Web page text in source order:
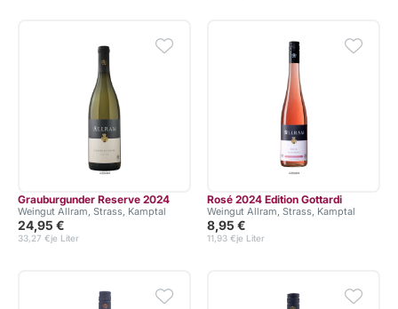
Grauburgunder Reserve 2024
Weingut Allram, Strass, Kamptal
24,95 €
je Liter
33,27 €
Rosé 2024 Edition Gottardi
Weingut Allram, Strass, Kamptal
8,95 €
je Liter
11,93 €